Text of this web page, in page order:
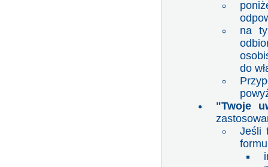
na
do
"Twoje
Jeśli